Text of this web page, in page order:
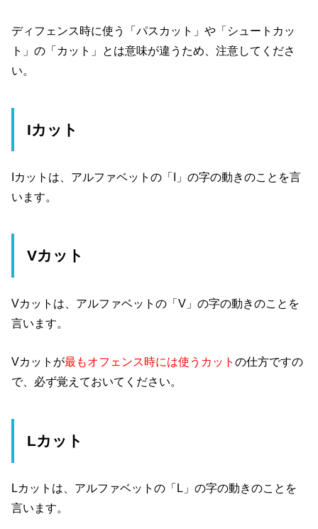
ディフェンス時に使う「パスカット」や「シュートカッ
ト」の「カット」とは意味が違うため、注意してくださ
い。
Iカット
Iカットは、アルファベットの「I」の字の動きのことを言
います。
Vカット
Vカットは、アルファベットの「V」の字の動きのことを
言います。
Vカットが最もオフェンス時には使うカットの仕方ですの
で、必ず覚えておいてください。
Lカット
Lカットは、アルファベットの「L」の字の動きのことを
言います。